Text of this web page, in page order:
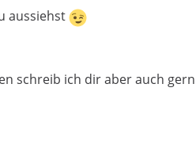
aussiehst
schreib ich dir aber auch